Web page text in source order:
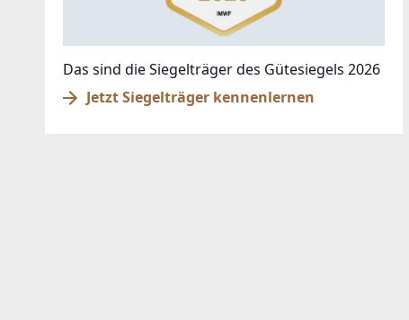
Das sind die Siegelträger des Gütesiegels 2026
Jetzt Siegelträger kennenlernen